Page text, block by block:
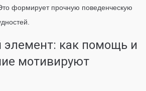
формирует прочную поведенческую
как помощь и
мотивируют